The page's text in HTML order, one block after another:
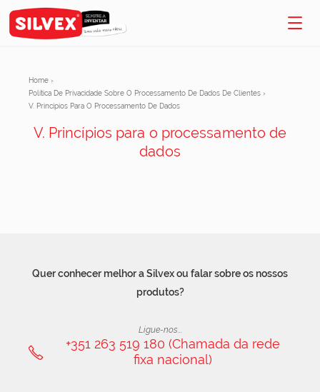
Home ›
Política De Privacidade Sobre O Processamento De Dados De Clientes ›
V. Princípios Para O Processamento De Dados
V. Princípios para o processamento de
dados
Quer conhecer melhor a Silvex ou falar sobre os nossos
produtos?
Ligue-nos...
+351 263 519 180 (Chamada da rede
fixa nacional)